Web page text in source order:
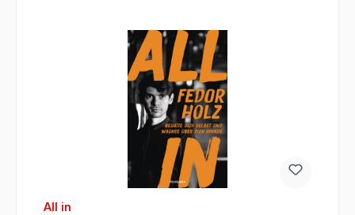
All in